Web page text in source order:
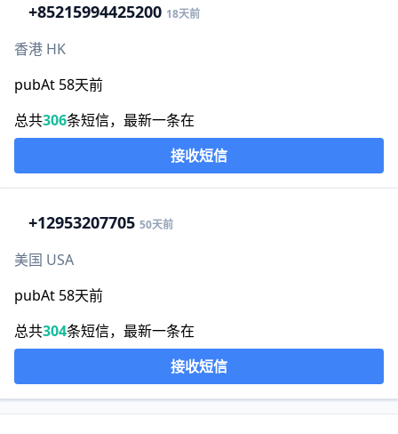
+85215994425200 18天前
香港 HK
pubAt 58天前
总共306条短信，最新一条在
接收短信
+12953207705 50天前
美国 USA
pubAt 58天前
总共304条短信，最新一条在
接收短信